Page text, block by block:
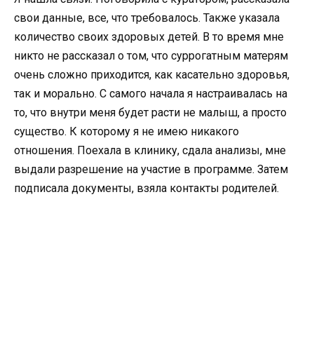
свои данные, все, что требовалось. Также указала
количество своих здоровых детей. В то время мне
никто не рассказал о том, что суррогатным матерям
очень сложно приходится, как касательно здоровья,
так и морально. С самого начала я настраивалась на
то, что внутри меня будет расти не малыш, а просто
существо. К которому я не имею никакого
отношения. Поехала в клинику, сдала анализы, мне
выдали разрешение на участие в программе. Затем
подписала документы, взяла контакты родителей.